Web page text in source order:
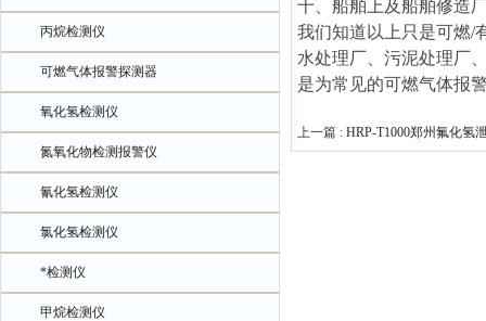
丙烷检测仪
可燃气体报警探测器
氧化氢检测仪
氮氧化物检测报警仪
氰化氢检测仪
氯化氢检测仪
*检测仪
甲烷检测仪
十、船舶上及船舶修造
我们知道以上只是可燃/
水处理厂、污泥处理厂
是为常见的可燃气体报
上一篇 : HRP-T1000郑州氟化氢